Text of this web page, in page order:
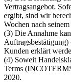
Vertragsangebot.
ergibt, sind wir
Wochen nach
(3) Die Annahme
Kunden erklärt
(4) Soweit
Terms
2020.